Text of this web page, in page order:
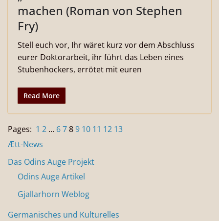
machen (Roman von Stephen
Fry)
Stell euch vor, Ihr wäret kurz vor dem Abschluss
eurer Doktorarbeit, ihr führt das Leben eines
Stubenhockers, errötet mit euren
Read More
Pages: 1 2 ... 6789 10 11 12 13
Ætt-News
Das Odins Auge Projekt
Odins Auge Artikel
Gjallarhorn Weblog
Germanisches und Kulturelles